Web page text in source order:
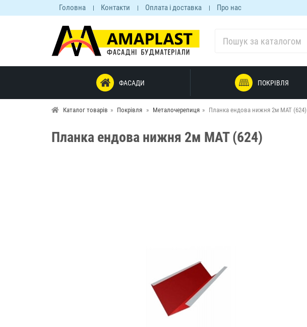
Головна Контакти Оплата і доставка Про нас
ФАСАДИ ПОКРІВЛЯ
Каталог товарів Покрівля Металочерепиця Планка ендова нижня 2м МАТ (624)
Планка ендова нижня 2м МАТ (624)